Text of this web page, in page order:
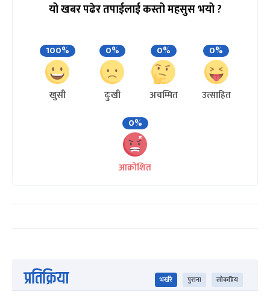
यो खबर पढेर तपाईलाई कस्तो महसुस भयो ?
100%
खुसी
0%
दुःखी
0%
अचम्मित
0%
उत्साहित
0%
आक्रोशित
प्रतिक्रिया भर्खरै पुराना लोकप्रिय